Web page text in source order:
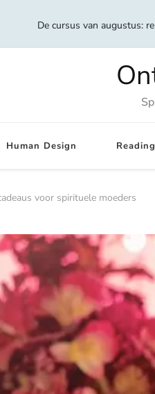
De cursus van augustus:
Human Design
voor spirituele moeders